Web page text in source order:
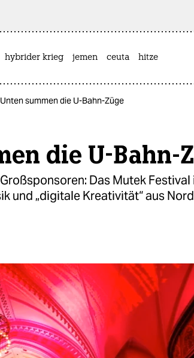
hybrider krieg jemen ceuta hitze
summen die U-Bahn-Züge
die U-Bahn-
Das Mutek
und „digitale Kreativität“ aus